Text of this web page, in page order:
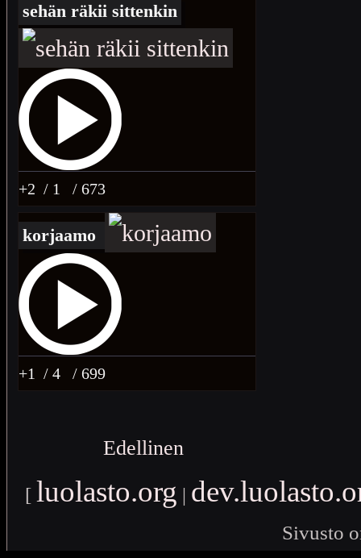
sehän räkii sittenkin
+2 / 1 / 673
korjaamo
+1 / 4 / 699
Edellinen
[ luolasto.org |
Sivusto